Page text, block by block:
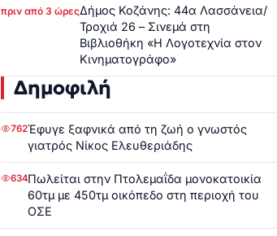
πριν από 3 ώρεςΔήμος Κοζάνης: 44α Λασσάνεια/
Τροχιά 26 – Σινεμά στη
Βιβλιοθήκη «Η Λογοτεχνία στον
Κινηματογράφο»
Δημοφιλή
762Έφυγε ξαφνικά από τη ζωή ο γνωστός
γιατρός Νίκος Ελευθεριάδης
634Πωλείται στην Πτολεμαΐδα μονοκατοικία
60τμ με 450τμ οικόπεδο στη περιοχή του
ΟΣΕ